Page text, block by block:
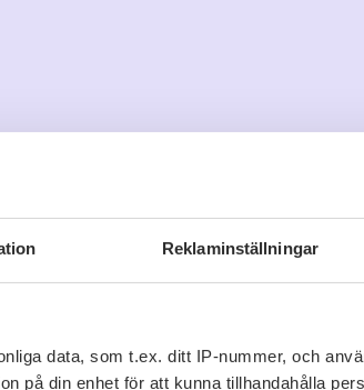
Reklaminställningar
data, som t.ex. ditt IP-nummer, och
på din enhet för att kunna tillhandahålla